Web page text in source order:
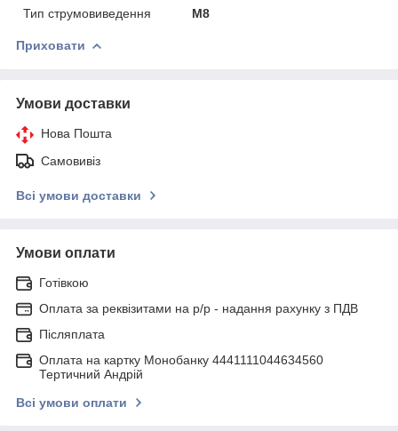
Тип струмовиведення
М8
Приховати
Умови доставки
Нова Пошта
Самовивіз
Всі умови доставки
Умови оплати
Готівкою
Оплата за реквізитами на р/р - надання рахунку з ПДВ
Післяплата
Оплата на картку Монобанку 4441111044634560
Тертичний Андрій
Всі умови оплати